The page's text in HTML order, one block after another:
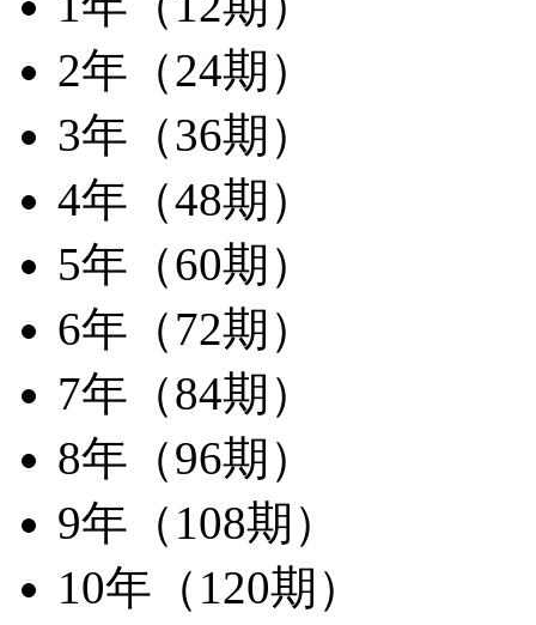
2年（24期）
3年（36期）
4年（48期）
5年（60期）
6年（72期）
7年（84期）
8年（96期）
9年（108期）
10年（120期）